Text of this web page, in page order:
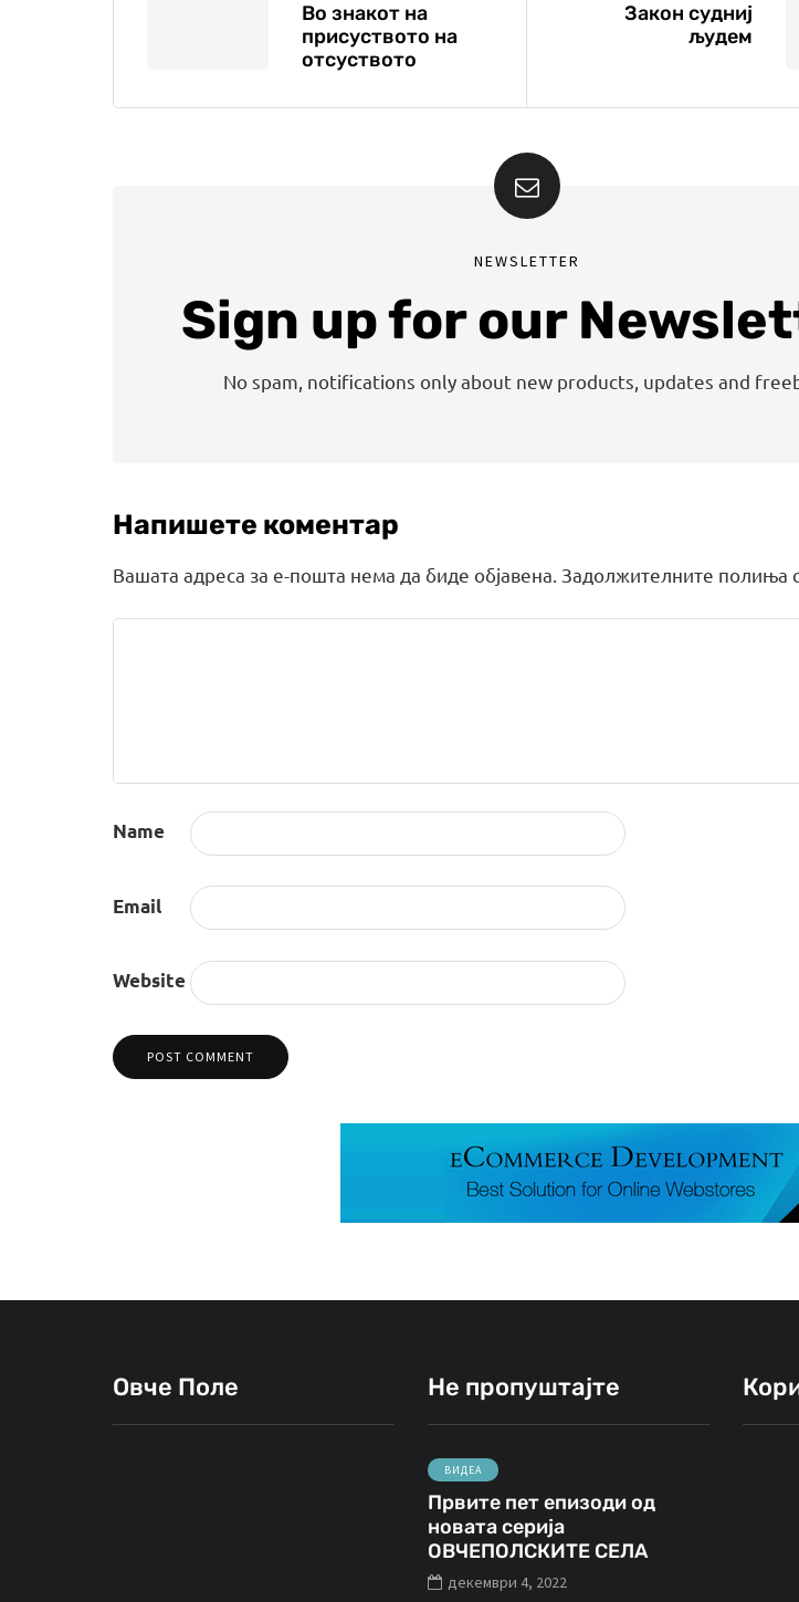
Во знакот на
присуството на
отсуството
Закон судниј
људем
NEWSLETTER
Sign up for our
No spam, notifications only about new products, updates and
Напишете коментар
Вашата адреса за е-пошта нема да биде објавена. Задолжителните полиња
Name
Email
Website
Овче Поле Не пропуштајте
ВИДЕА
Првите пет епизоди од
новата серија
ОВЧЕПОЛСКИТЕ СЕЛА
декември 4, 2022
ВИДЕА ФОТО